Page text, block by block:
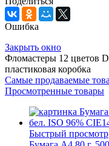
Ошибка
Закрыть окно
Фломастеры 12 цветов
пластиковая коробка
Самые продаваемые
Просмотренные товары
Быстрый просмотр